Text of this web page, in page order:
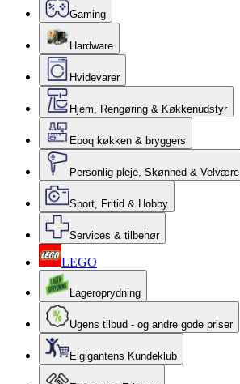
Gaming
Hardware
Hvidevarer
Hjem, Rengøring & Køkkenudstyr
Epoq køkken & bryggers
Personlig pleje, Skønhed & Velvære
Sport, Fritid & Hobby
Services & tilbehør
LEGO
Lageroprydning
Ugens tilbud - og andre gode priser
Elgigantens Kundeklub